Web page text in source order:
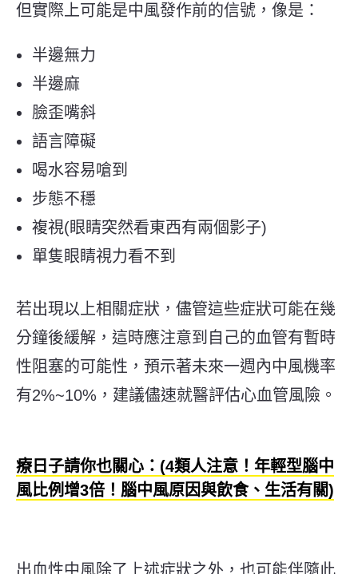
但實際上可能是中風發作前的信號，像是：
半邊無力
半邊麻
臉歪嘴斜
語言障礙
喝水容易嗆到
步態不穩
複視(眼睛突然看東西有兩個影子)
單隻眼睛視力看不到
若出現以上相關症狀， 儘管這些症狀可能在幾
分鐘後緩解，這時應注意到自己的血管有暫時
性阻塞的可能性，預示著未來一週內中風機率
有2%~10%，建議儘速就醫評估心血管風險。
療日子請你也關心：(4類人注意！年輕型腦中
風比例增3倍！腦中風原因與飲食、生活有關)
出血性中風除了上述症狀之外，也可能伴隨此